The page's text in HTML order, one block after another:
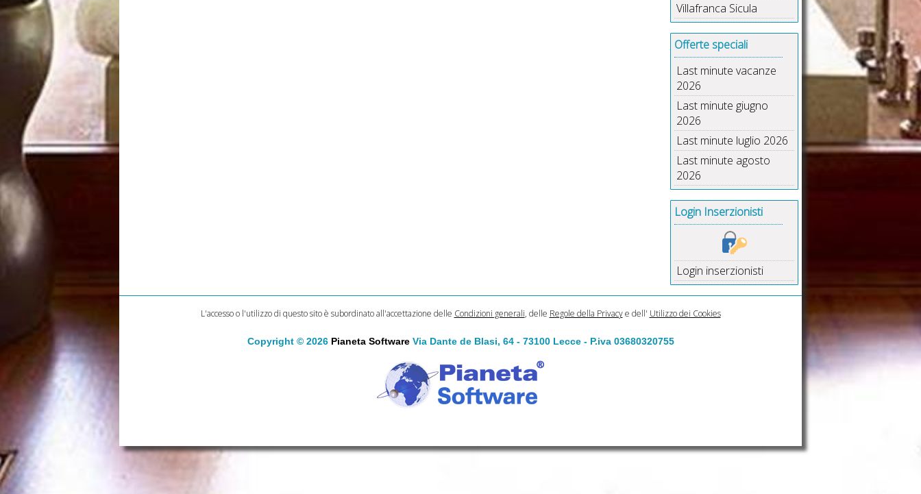
Villafranca Sicula
Offerte speciali
Last minute vacanze
2026
Last minute giugno
2026
Last minute luglio 2026
Last minute agosto
2026
Login Inserzionisti
Login inserzionisti
L'accesso o l'utilizzo di questo sito è subordinato all'accettazione delle Condizioni generali, delle Regole della Privacye dell' Utilizzo dei Cookies
Copyright © 2026 Pianeta SoftwareVia Dante de Blasi, 64 - 73100 Lecce - P.iva 03680320755